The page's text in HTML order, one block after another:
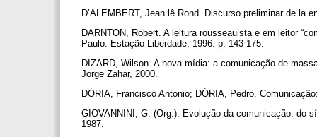
D’ALEMBERT, Jean lê Rond. Discurso preliminar de la
DARNTON, Robert. A leitura rousseauista e em leitor
Paulo: Estação Liberdade, 1996. p. 143-175.
DIZARD, Wilson. A nova mídia: a comunicação de
Jorge Zahar, 2000.
DÓRIA, Francisco Antonio; DÓRIA, Pedro.
GIOVANNINI, G. (Org.). Evolução da comunicação: do
1987.